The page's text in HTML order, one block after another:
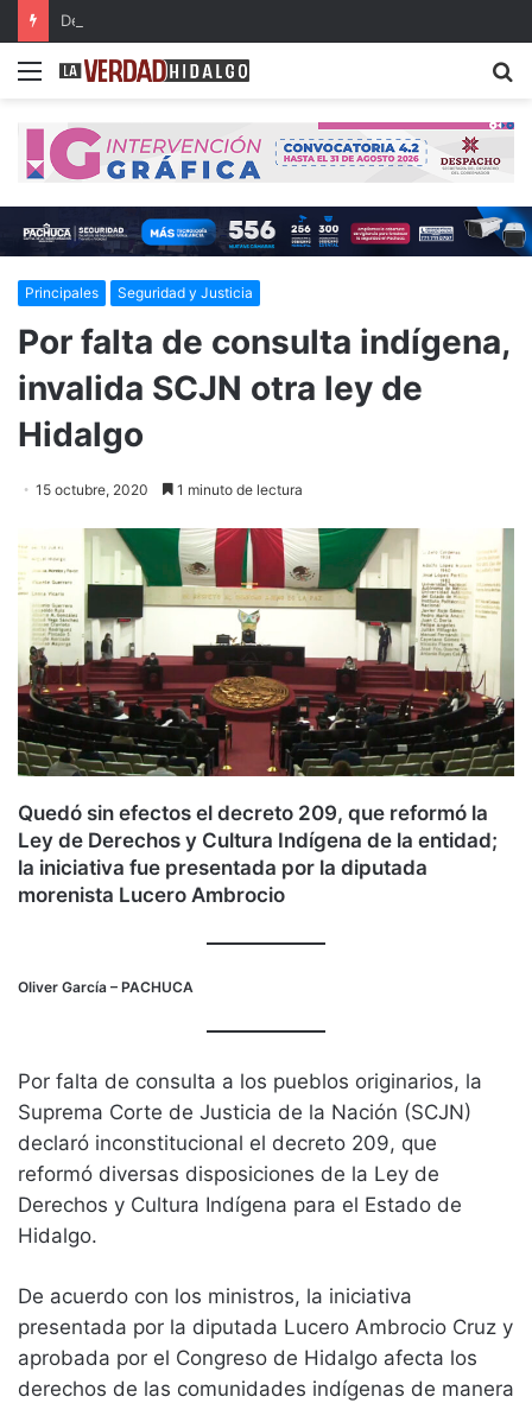
Menu
Principales Seguridad y Justicia
Por falta de consulta indígena,
invalida SCJN otra ley de
Hidalgo
15 octubre, 2020 1 minuto de lectura
Quedó sin efectos el decreto 209, que reformó la
Ley de Derechos y Cultura Indígena de la entidad;
la iniciativa fue presentada por la diputada
morenista Lucero Ambrocio
Oliver García – PACHUCA
Por falta de consulta a los pueblos originarios, la
Suprema Corte de Justicia de la Nación (SCJN)
declaró inconstitucional el decreto 209, que
reformó diversas disposiciones de la Ley de
Derechos y Cultura Indígena para el Estado de
Hidalgo.
De acuerdo con los ministros, la iniciativa
presentada por la diputada Lucero Ambrocio Cruz y
aprobada por el Congreso de Hidalgo afecta los
derechos de las comunidades indígenas de manera